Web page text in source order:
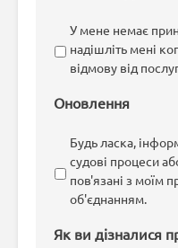
У мене немає
надішліть мені
відмову від
Оновлення
Будь ласка,
судові процеси
пов'язані з моїм
об'єднанням.
Як ви дізналися